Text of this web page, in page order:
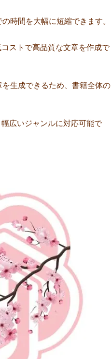
時間を大幅に短縮できます。
ストで高品質な文章を作成で
生成できるため、書籍全体の
広いジャンルに対応可能で